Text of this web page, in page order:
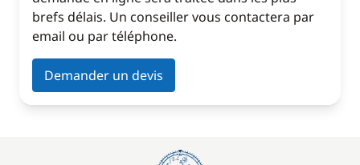
brefs délais. Un conseiller vous contactera par
email ou par téléphone.
Demander un devis